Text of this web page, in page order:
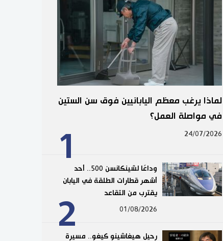
1
لماذا يرغب معظم اليابانيين فوق سن الستين
في مواصلة العمل؟
24/07/2026
2
وداعًا لشينكانسن 500.. أحد
أشهر قطارات الطلقة في اليابان
يقترب من التقاعد
01/08/2026
رحيل هيغاشينو كيغو.. مسيرة